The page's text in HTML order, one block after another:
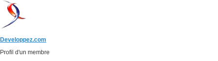
Developpez.com
Profil d'un membre